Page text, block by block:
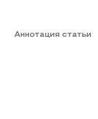
Аннотация статьи